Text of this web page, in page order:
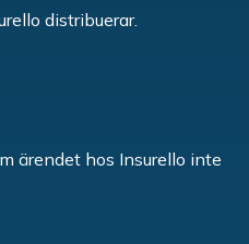
distribuerar.
ärendet hos Insurello inte